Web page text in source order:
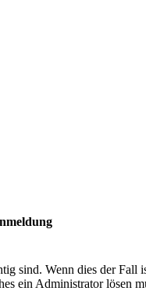
sind. Wenn dies der
ein Administrator lösen